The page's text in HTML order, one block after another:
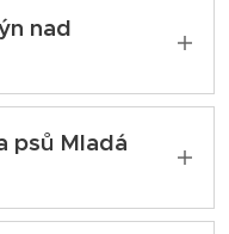
nad
vítěz
psů Mladá